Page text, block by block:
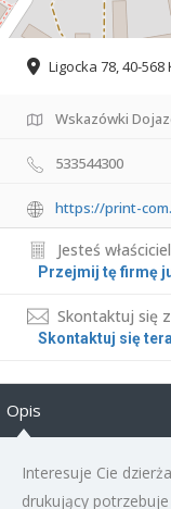
Ligocka 78, 40-568
Wskazówki
533544300
https://print-
Jesteś
Przejmij tę firmę
Skontaktuj się
Skontaktuj się
Opis
Interesuje Cie
drukujący potrzebuje